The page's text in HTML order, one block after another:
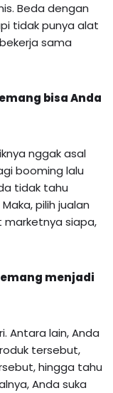
Beda dengan
tidak punya alat
sama
bisa Anda
nggak asal
booming lalu
tidak tahu
pilih jualan
siapa,
menjadi
Antara lain, Anda
tersebut,
hingga tahu
Anda suka